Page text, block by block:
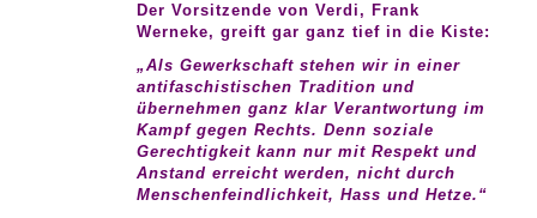
Der Vorsitzende von Verdi, Frank
Werneke, greift gar ganz tief in die Kiste:
„Als Gewerkschaft stehen wir in einer
antifaschistischen Tradition und
übernehmen ganz klar Verantwortung im
Kampf gegen Rechts. Denn soziale
Gerechtigkeit kann nur mit Respekt und
Anstand erreicht werden, nicht durch
Menschenfeindlichkeit, Hass und Hetze.“